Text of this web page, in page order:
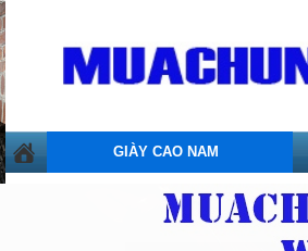
GIÀY CAO NAM